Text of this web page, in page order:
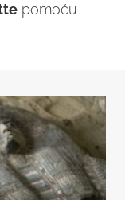
pomoću